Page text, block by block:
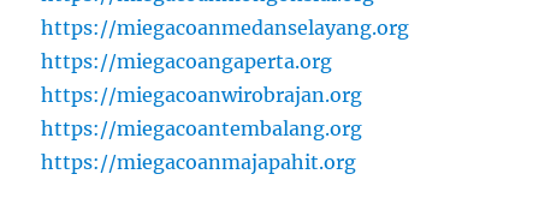
https://miegacoanmedanselayang.org
https://miegacoangaperta.org
https://miegacoanwirobrajan.org
https://miegacoantembalang.org
https://miegacoanmajapahit.org